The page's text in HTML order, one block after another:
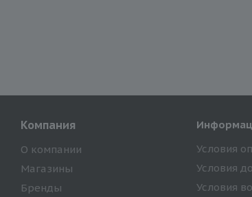
Компания
О компании
Магазины
Бренды
Условия
Условия
Условия